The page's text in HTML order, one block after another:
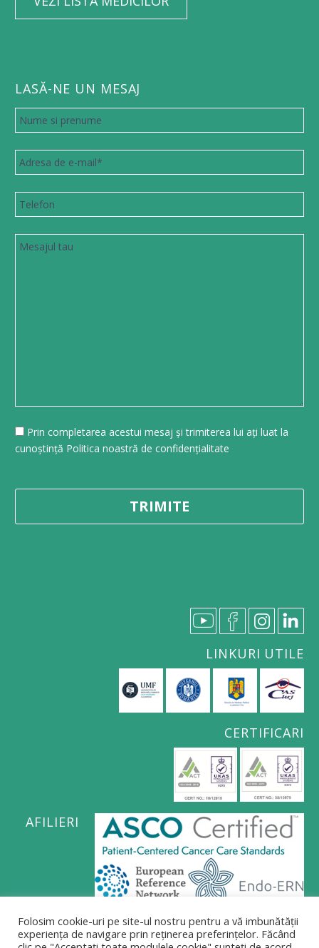
LASĂ-NE UN MESAJ
Prin completarea acestui mesaj și trimiterea lui ați luat la
cunoștință Politica noastră de confidențialitate
LINKURI UTILE
CERTIFICARI
AFILIERI
Politica de confidențialitate
Folosim cookie-uri pe site-ul nostru pentru a vă imbunătății
experiența de navigare prin reținerea preferințelor. Făcând